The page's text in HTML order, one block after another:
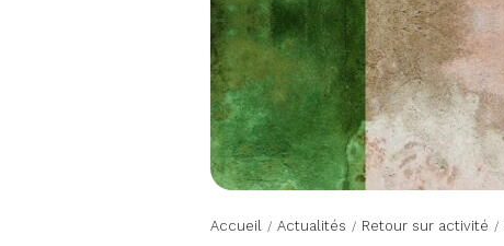
Accueil / Actualités / Retour sur activité /